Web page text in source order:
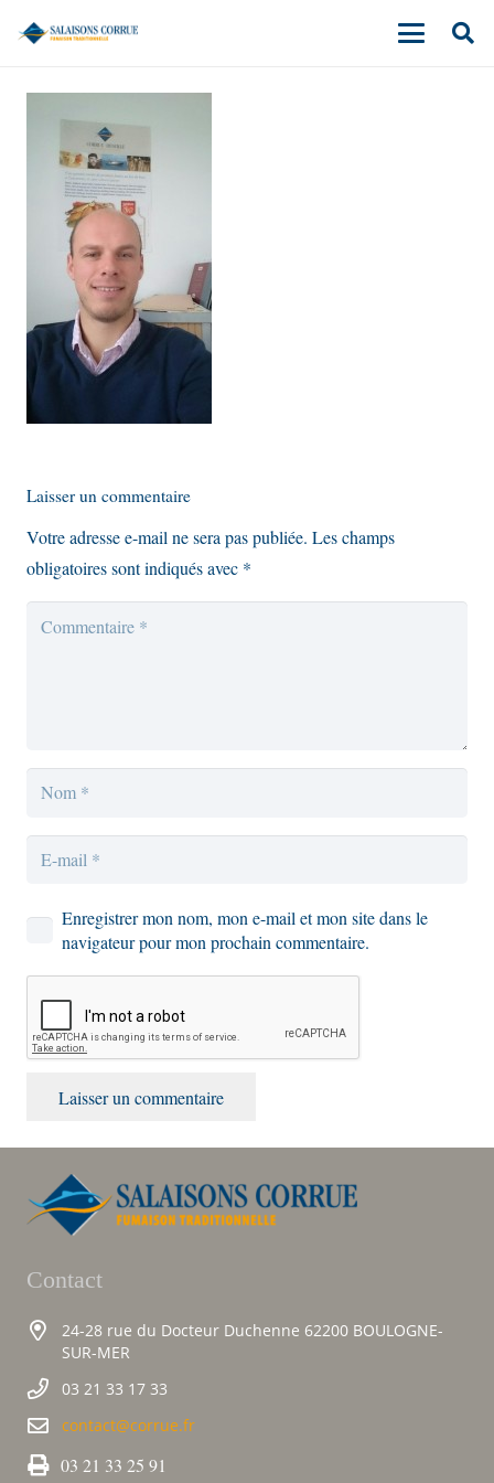
Laisser un commentaire
Votre adresse e-mail ne sera pas publiée. Les champs
obligatoires sont indiqués avec *
Enregistrer mon nom, mon e-mail et mon site dans le
navigateur pour mon prochain commentaire.
Laisser un commentaire
Contact
24-28 rue du Docteur Duchenne 62200 BOULOGNE-
SUR-MER
03 21 33 17 33
contact@corrue.fr
03 21 33 25 91